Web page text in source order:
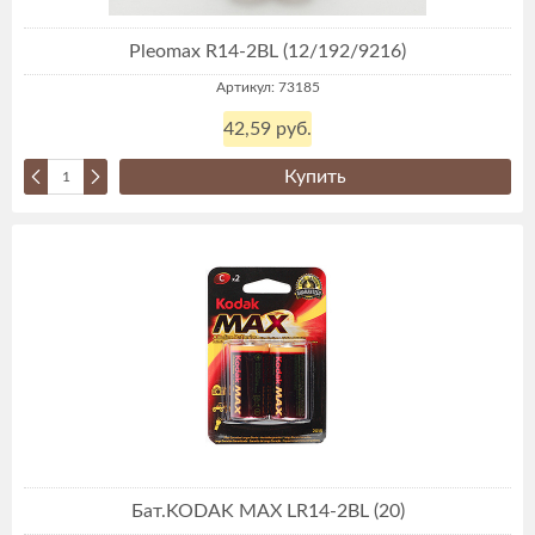
Pleomax R14-2BL (12/192/9216)
Артикул: 73185
42,59 руб.
Купить
Бат.KODAK MAX LR14-2BL (20)